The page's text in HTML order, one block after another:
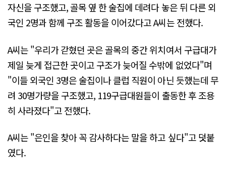
자신을 구조했고, 골목 옆 한 술집에 데려다 놓은 뒤 다른 외
국인 2명과 함께 구조 활동을 이어갔다고 A씨는 전했다.
A씨는 "우리가 갇혔던 곳은 골목의 중간 위치여서 구급대가
제일 늦게 접근한 곳이고 구조가 늦어질 수밖에 없었다"며
"이들 외국인 3명은 술집이나 클럽 직원이 아닌 듯했는데 무
려 30명가량을 구조했고, 119구급대원들이 출동한 후 조용
히 사라졌다"고 전했다.
A씨는 "은인을 찾아 꼭 감사하다는 말을 하고 싶다"고 덧붙
였다.